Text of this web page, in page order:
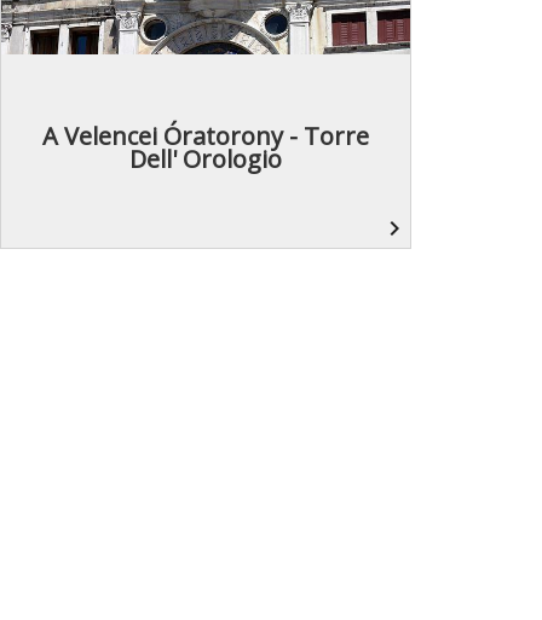
A Velencei Óratorony - Torre
Dell' Orologio
navigate_next